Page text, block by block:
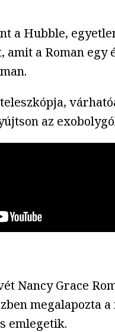
a Hubble,
a Roman egy
az
Nancy Grace
megalapozta
emlegetik.